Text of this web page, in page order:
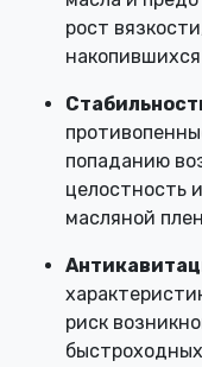
рост
попаданию
целостность
масляной
риск